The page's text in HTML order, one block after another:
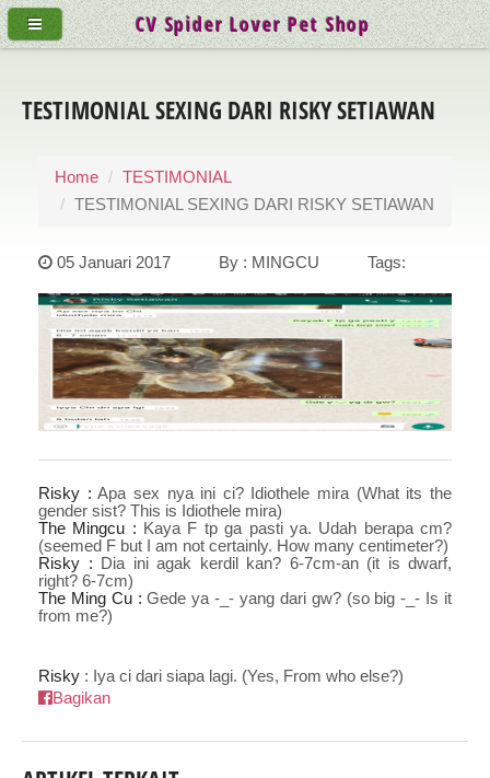
TESTIMONIAL SEXING DARI RISKY SETIAWAN
Home
TESTIMONIAL
TESTIMONIAL SEXING DARI RISKY SETIAWAN
05 Januari 2017 By : MINGCU Tags:
Risky : Apa sex nya ini ci? Idiothele mira (What its the
gender sist? This is Idiothele mira)
The Mingcu : Kaya F tp ga pasti ya. Udah berapa cm?
(seemed F but I am not certainly. How many centimeter?)
Risky :
Dia ini agak kerdil kan? 6-7cm-an (it is dwarf,
right? 6-7cm)
The Ming Cu : Gede ya -_- yang dari gw? (so big -_- Is it
from me?)
Risky : Iya ci dari siapa lagi. (Yes, From who else?)
Bagikan
CV Spider Lover Pet Shop